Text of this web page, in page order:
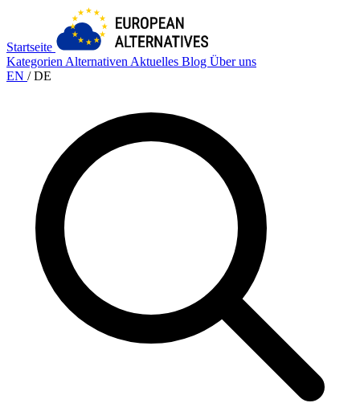
Startseite
Kategorien Alternativen Aktuelles Blog Über uns
EN / DE